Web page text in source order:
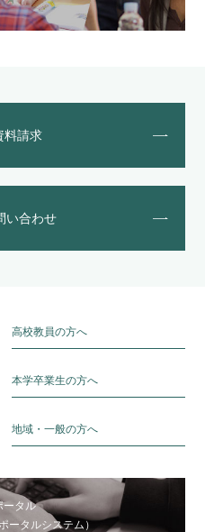
料請求
い合わせ
高校教員の方へ
本学卒業生の方へ
地域・一般の方へ
ータル
ータルシステム）